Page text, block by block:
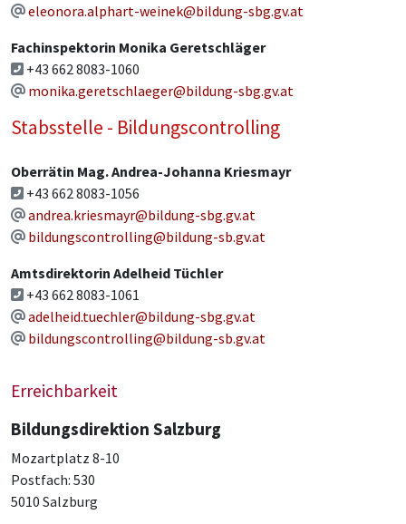
eleonora.alphart-weinek@bildung-sbg.gv.at
Fachinspektorin Monika Geretschläger
+43 662 8083-1060
monika.geretschlaeger@bildung-sbg.gv.at
Stabsstelle - Bildungscontrolling
Oberrätin Mag. Andrea-Johanna Kriesmayr
+43 662 8083-1056
andrea.kriesmayr@bildung-sbg.gv.at
bildungscontrolling@bildung-sb.gv.at
Amtsdirektorin Adelheid Tüchler
+43 662 8083-1061
adelheid.tuechler@bildung-sbg.gv.at
bildungscontrolling@bildung-sb.gv.at
Erreichbarkeit
Bildungsdirektion Salzburg
Mozartplatz 8-10
Postfach: 530
5010 Salzburg